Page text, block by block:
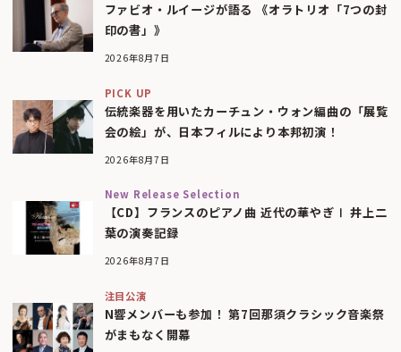
ファビオ・ルイージが語る 《オラトリオ「7つの封
印の書」》
2026年8月7日
PICK UP
伝統楽器を用いたカーチュン・ウォン編曲の「展覧
会の絵」が、日本フィルにより本邦初演！
2026年8月7日
New Release Selection
【CD】フランスのピアノ曲 近代の華やぎⅠ 井上二
葉の演奏記録
2026年8月7日
注目公演
N響メンバーも参加！ 第7回那須クラシック音楽祭
がまもなく開幕